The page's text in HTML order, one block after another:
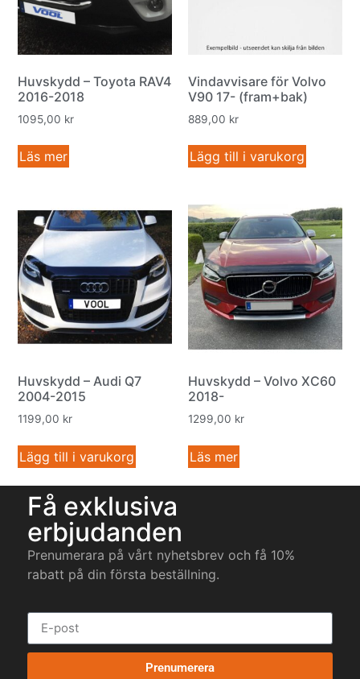
Huvskydd – Toyota RAV4
2016-2018
1095,00 kr
Läs mer
Vindavvisare för Volvo
V90 17- (fram+bak)
889,00 kr
Lägg till i varukorg
Huvskydd – Audi Q7
2004-2015
1199,00 kr
Lägg till i varukorg
Huvskydd – Volvo XC60
2018-
1299,00 kr
Läs mer
Få exklusiva
erbjudanden
Prenumerara på vårt nyhetsbrev och få 10%
rabatt på din första beställning.
Prenumerera